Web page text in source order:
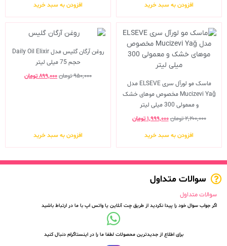
افزودن به سبد خرید افزودن به سبد خرید
ماسک مو لورآل سری ELSEVE مدل
Mucizevi Yağ مخصوص موهای خشک
و معمولی 300 میلی لیتر
۲,۲۰۰,۰۰۰تومان۱,۹۹۹,۰۰۰ تومان
افزودن به سبد خرید
روغن آرگان گلیس مدل Daily Oil Elixir
حجم 75 میلی لیتر
۹۵۰,۰۰۰تومان۸۹۹,۰۰۰تومان
افزودن به سبد خرید
سوالات متداول
سوالات متداول
اگر جواب سوال خود را پیدا نکردید از طریق چت آنلاین یا واتس اپ با ما در ارتباط باشید
برای اطلاع از جدیدترین محصولات لطفا ما را در اینستاگرام دنبال کنید